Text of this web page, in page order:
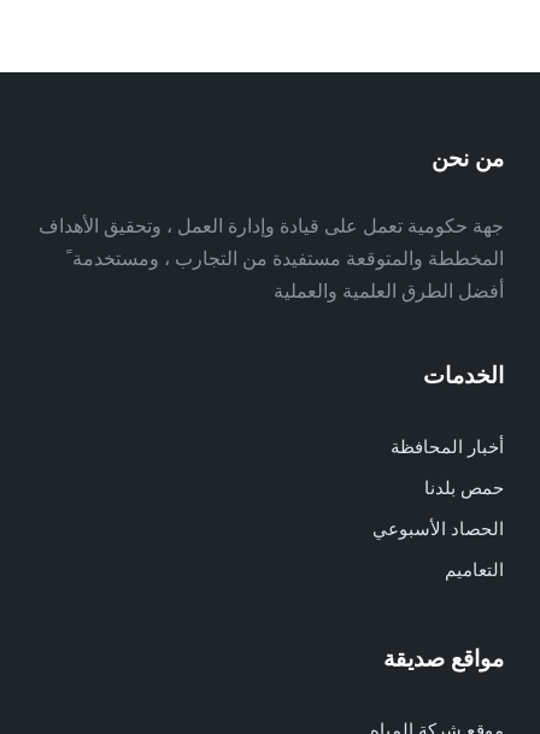
من نحن
جهة حكومية تعمل على قيادة وإدارة العمل ، وتحقيق الأهداف
المخططة والمتوقعة مستفيدة من التجارب ، ومستخدمة ً
أفضل الطرق العلمية والعملية
الخدمات
أخبار المحافظة
حمص بلدنا
الحصاد الأسبوعي
التعاميم
مواقع صديقة
موقع شركة المياه